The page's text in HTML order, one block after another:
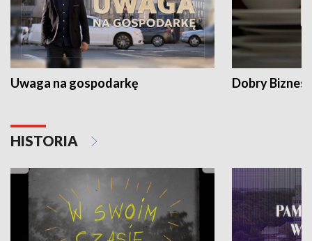
Uwaga na gospodarkę Dobry Biznes
HISTORIA